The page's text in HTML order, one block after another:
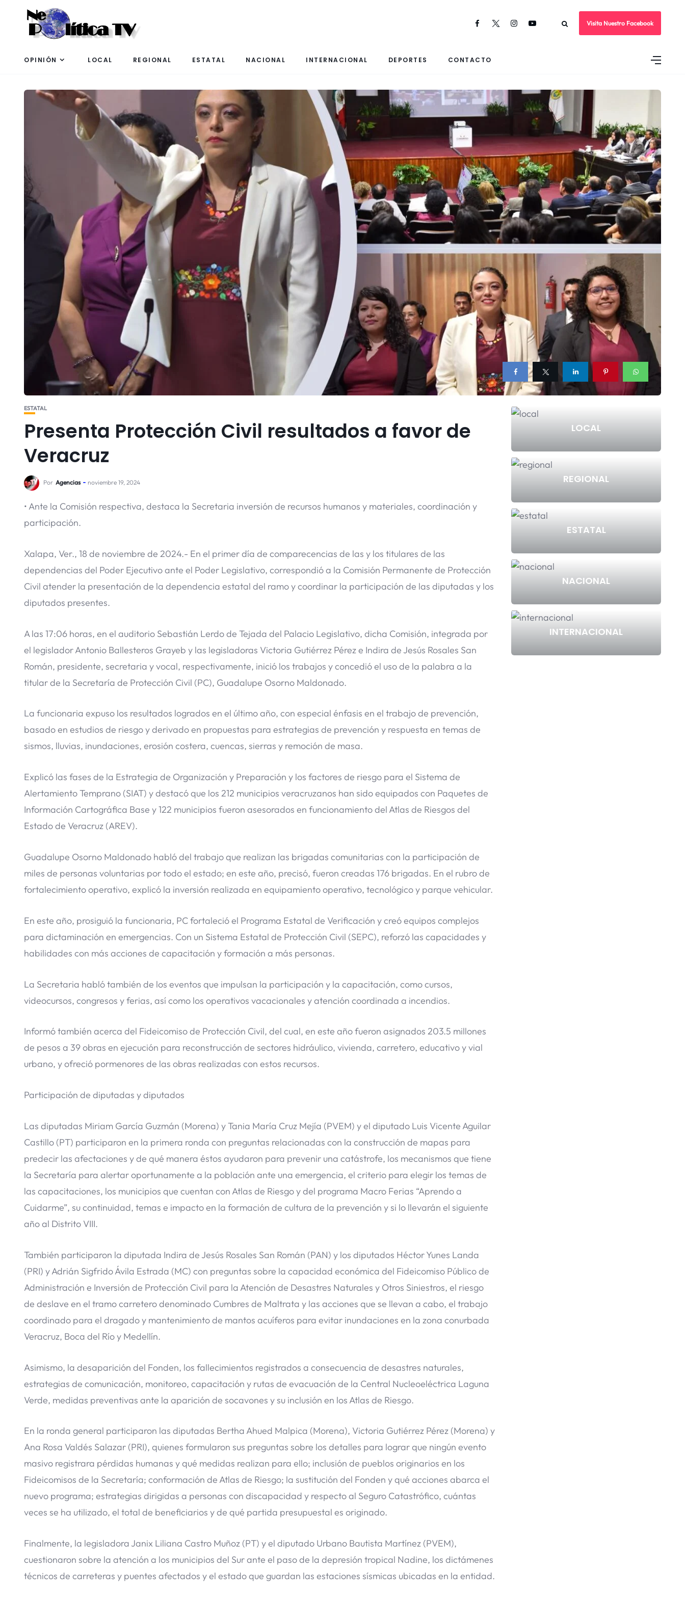
Visita Nuestro Facebook
OPINIÓN LOCAL REGIONAL ESTATAL NACIONAL INTERNACIONAL DEPORTES CONTACTO
ESTATAL
Presenta Protección Civil resultados a favor de
Veracruz
Por Agencias noviembre 19, 2024
• Ante la Comisión respectiva, destaca la Secretaria inversión de recursos humanos y materiales, coordinación y
participación.
Xalapa, Ver., 18 de noviembre de 2024.- En el primer día de comparecencias de las y los titulares de las
dependencias del Poder Ejecutivo ante el Poder Legislativo, correspondió a la Comisión Permanente de Protección
Civil atender la presentación de la dependencia estatal del ramo y coordinar la participación de las diputadas y los
diputados presentes.
A las 17:06 horas, en el auditorio Sebastián Lerdo de Tejada del Palacio Legislativo, dicha Comisión, integrada por
el legislador Antonio Ballesteros Grayeb y las legisladoras Victoria Gutiérrez Pérez e Indira de Jesús Rosales San
Román, presidente, secretaria y vocal, respectivamente, inició los trabajos y concedió el uso de la palabra a la
titular de la Secretaría de Protección Civil (PC), Guadalupe Osorno Maldonado.
La funcionaria expuso los resultados logrados en el último año, con especial énfasis en el trabajo de prevención,
basado en estudios de riesgo y derivado en propuestas para estrategias de prevención y respuesta en temas de
sismos, lluvias, inundaciones, erosión costera, cuencas, sierras y remoción de masa.
Explicó las fases de la Estrategia de Organización y Preparación y los factores de riesgo para el Sistema de
Alertamiento Temprano (SIAT) y destacó que los 212 municipios veracruzanos han sido equipados con Paquetes de
Información Cartográfica Base y 122 municipios fueron asesorados en funcionamiento del Atlas de Riesgos del
Estado de Veracruz (AREV).
Guadalupe Osorno Maldonado habló del trabajo que realizan las brigadas comunitarias con la participación de
miles de personas voluntarias por todo el estado; en este año, precisó, fueron creadas 176 brigadas. En el rubro de
fortalecimiento operativo, explicó la inversión realizada en equipamiento operativo, tecnológico y parque vehicular.
En este año, prosiguió la funcionaria, PC fortaleció el Programa Estatal de Verificación y creó equipos complejos
para dictaminación en emergencias. Con un Sistema Estatal de Protección Civil (SEPC), reforzó las capacidades y
habilidades con más acciones de capacitación y formación a más personas.
La Secretaria habló también de los eventos que impulsan la participación y la capacitación, como cursos,
videocursos, congresos y ferias, así como los operativos vacacionales y atención coordinada a incendios.
Informó también acerca del Fideicomiso de Protección Civil, del cual, en este año fueron asignados 203.5 millones
de pesos a 39 obras en ejecución para reconstrucción de sectores hidráulico, vivienda, carretero, educativo y vial
urbano, y ofreció pormenores de las obras realizadas con estos recursos.
Participación de diputadas y diputados
Las diputadas Miriam García Guzmán (Morena) y Tania María Cruz Mejía (PVEM) y el diputado Luis Vicente Aguilar
Castillo (PT) participaron en la primera ronda con preguntas relacionadas con la construcción de mapas para
predecir las afectaciones y de qué manera éstos ayudaron para prevenir una catástrofe, los mecanismos que tiene
la Secretaría para alertar oportunamente a la población ante una emergencia, el criterio para elegir los temas de
las capacitaciones, los municipios que cuentan con Atlas de Riesgo y del programa Macro Ferias “Aprendo a
Cuidarme”, su continuidad, temas e impacto en la formación de cultura de la prevención y si lo llevarán el siguiente
año al Distrito VIII.
También participaron la diputada Indira de Jesús Rosales San Román (PAN) y los diputados Héctor Yunes Landa
(PRI) y Adrián Sigfrido Ávila Estrada (MC) con preguntas sobre la capacidad económica del Fideicomiso Público de
Administración e Inversión de Protección Civil para la Atención de Desastres Naturales y Otros Siniestros, el riesgo
de deslave en el tramo carretero denominado Cumbres de Maltrata y las acciones que se llevan a cabo, el trabajo
coordinado para el dragado y mantenimiento de mantos acuíferos para evitar inundaciones en la zona conurbada
Veracruz, Boca del Río y Medellín.
Asimismo, la desaparición del Fonden, los fallecimientos registrados a consecuencia de desastres naturales,
estrategias de comunicación, monitoreo, capacitación y rutas de evacuación de la Central Nucleoeléctrica Laguna
Verde, medidas preventivas ante la aparición de socavones y su inclusión en los Atlas de Riesgo.
En la ronda general participaron las diputadas Bertha Ahued Malpica (Morena), Victoria Gutiérrez Pérez (Morena) y
Ana Rosa Valdés Salazar (PRI), quienes formularon sus preguntas sobre los detalles para lograr que ningún evento
masivo registrara pérdidas humanas y qué medidas realizan para ello; inclusión de pueblos originarios en los
Fideicomisos de la Secretaría; conformación de Atlas de Riesgo; la sustitución del Fonden y qué acciones abarca el
nuevo programa; estrategias dirigidas a personas con discapacidad y respecto al Seguro Catastrófico, cuántas
veces se ha utilizado, el total de beneficiarios y de qué partida presupuestal es originado.
Finalmente, la legisladora Janix Liliana Castro Muñoz (PT) y el diputado Urbano Bautista Martínez (PVEM),
cuestionaron sobre la atención a los municipios del Sur ante el paso de la depresión tropical Nadine, los dictámenes
técnicos de carreteras y puentes afectados y el estado que guardan las estaciones sísmicas ubicadas en la entidad.
LOCAL
REGIONAL
ESTATAL
NACIONAL
INTERNACIONAL